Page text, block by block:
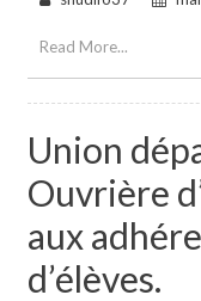
Read More...
Union
Ouvrière
aux
d’élèves.